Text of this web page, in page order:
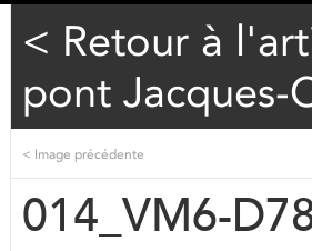
< Retour à
pont Jacques-
< Image précédente
014_VM6-